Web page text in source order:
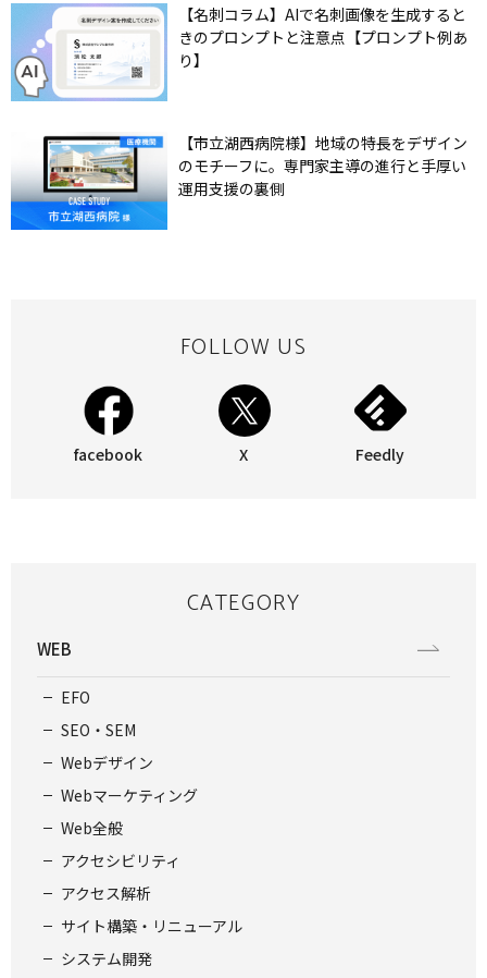
【名刺コラム】AIで名刺画像を生成すると
きのプロンプトと注意点【プロンプト例あ
り】
【市立湖西病院様】地域の特長をデザイン
のモチーフに。専門家主導の進行と手厚い
運用支援の裏側
FOLLOW US
facebook X Feedly
CATEGORY
WEB
EFO
SEO・SEM
Webデザイン
Webマーケティング
Web全般
アクセシビリティ
アクセス解析
サイト構築・リニューアル
システム開発